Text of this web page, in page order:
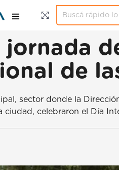
jornada
de
sector donde la
ciudad, celebraron el Día